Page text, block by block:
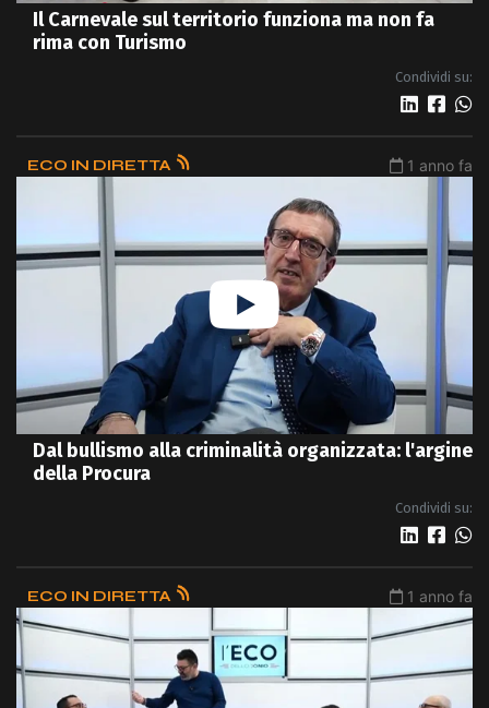
Il Carnevale sul territorio funziona ma non fa
rima con Turismo
Condividi su:
ECO IN DIRETTA 1 anno fa
Dal bullismo alla criminalità organizzata: l'argine
della Procura
Condividi su:
ECO IN DIRETTA 1 anno fa